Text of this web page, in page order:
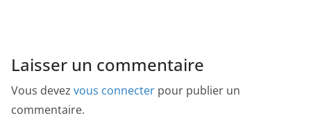
Laisser un commentaire
Vous devez vous connecter pour publier un
commentaire.